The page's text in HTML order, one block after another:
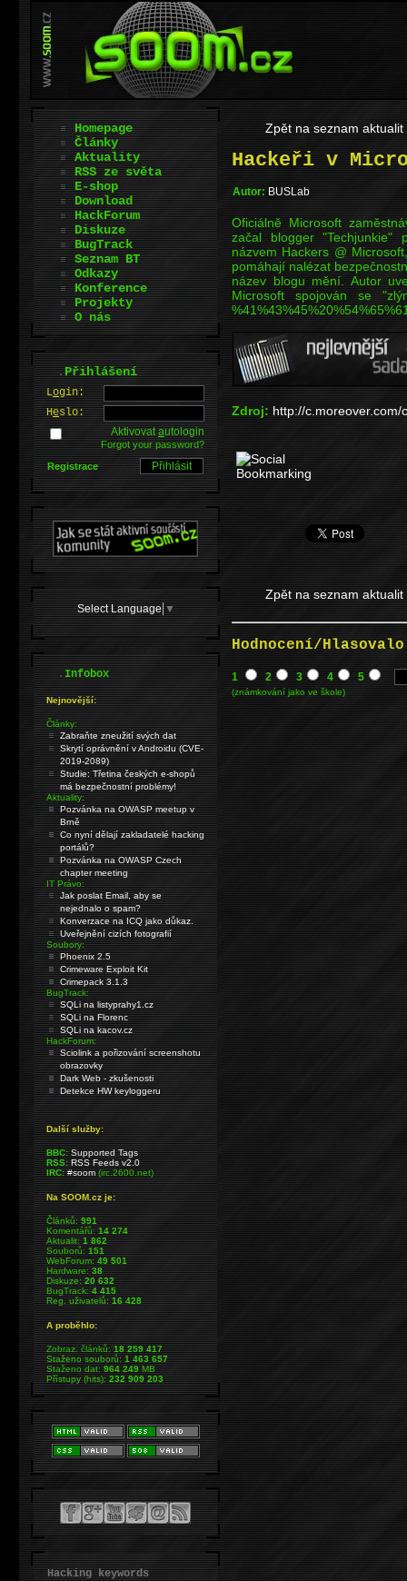
Zpět na seznam aktualit
Hackeři v
Autor: BUSLab
Oficiálně Microsoft
začal blogger "Techjunkie"
názvem Hackers @
pomáhají nalézat
název blogu mění. Autor
Microsoft spojován se
Zdroj: http://
Zpět na seznam aktualit
Hodnocení/
1 2 3 4 5
(známkování jako ve škole)
Homepage
Články
Aktuality
RSS ze světa
E-shop
Download
HackForum
Diskuze
BugTrack
Seznam BT
Odkazy
Konference
Projekty
O nás
.Přihlášení
Login:
Heslo:
Aktivovatautologin
Forgot your password?
Registrace
Select Language ▼
.Infobox
Nejnovější:
Články:
Zabraňte zneužití svých dat
Skrytí oprávnění v Androidu (CVE-
2019-2089)
Studie: Třetina českých e-shopů
má bezpečnostní problémy!
Aktuality:
Pozvánka na OWASP meetup v
Brně
Co nyní dělají zakladatelé hacking
portálů?
Pozvánka na OWASP Czech
chapter meeting
IT Právo:
Jak poslat Email, aby se
nejednalo o spam?
Konverzace na ICQ jako důkaz.
Uveřejnění cizích fotografií
Soubory:
Phoenix 2.5
Crimeware Exploit Kit
Crimepack 3.1.3
BugTrack:
SQLi na listyprahy1.cz
SQLi na Florenc
SQLi na kacov.cz
HackForum:
Sciolink a pořizování screenshotu
obrazovky
Dark Web - zkušenosti
Detekce HW keyloggeru
Další služby:
BBC: Supported Tags
RSS: RSS Feeds v2.0
IRC: #soom(irc.2600.net)
Na SOOM.cz je:
Článků:991
Komentářů:14 274
Aktualit:1 862
Souborů:151
WebForum:49 501
Hardware:38
Diskuze:20 632
BugTrack:4 415
Reg. uživatelů:16 428
A proběhlo:
Zobraz. článků:18 259 417
Staženo souborů:1 463 657
Staženo dat:964 249MB
Přístupy (hits):232 909 203
Hacking keywords